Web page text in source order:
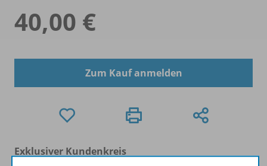
40,00 €
Zum Kauf anmelden
Exklusiver Kundenkreis